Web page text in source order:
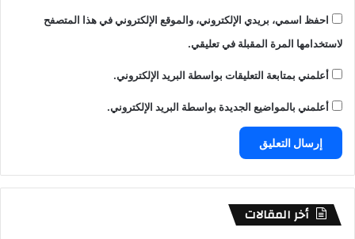
احفظ اسمي، بريدي الإلكتروني، والموقع الإلكتروني في هذا المتصفح
لاستخدامها المرة المقبلة في تعليقي.
أعلمني بمتابعة التعليقات بواسطة البريد الإلكتروني.
أعلمني بالمواضيع الجديدة بواسطة البريد الإلكتروني.
أخر المقالات